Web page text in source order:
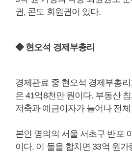
권, 콘도 회원권이 있다.
◆ 현오석 경제부총리
경제관료 중 현오석 경제부총
은 41억8천만 원이다. 부동산
저축과 예금이자가 늘어나 전
본인 명의의 서울 서초구 반포
이다. 이 둘을 합치면 33억 원